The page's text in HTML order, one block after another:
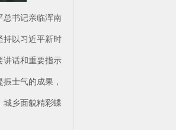
总书记亲临浑南
持以习近平新时
讲话和重要指示
士气的成果，
城乡面貌精彩蝶